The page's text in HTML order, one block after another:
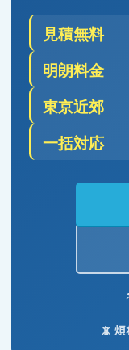
未成年者が当
は、必要に応
得たうえで行う
当センターは
シーポリシー
内容は、当サ
13. お問
個人情報の取
正・利用停止
見積無料
明朗料金
東京近郊
一括対応
📵